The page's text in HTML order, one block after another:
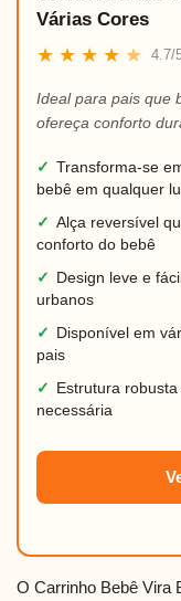
Várias Cores
★ ★ ★ ★ ★ 4.7/
Ideal para pais que
ofereça conforto
✓ Transforma-se
bebê em qualquer
✓ Alça reversível
conforto do bebê
✓
Design leve e
urbanos
✓
Disponível em
pais
✓
Estrutura
necessária
O Carrinho Bebê Vira